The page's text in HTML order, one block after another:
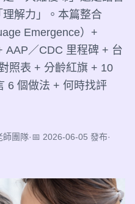
解力」。本篇整合
Emergence）+
AAP／CDC 里程碑 + 台
照表 + 分齡紅旗 + 10
6 個做法 + 何時找評
師團隊·📅 2026-06-05 發布·